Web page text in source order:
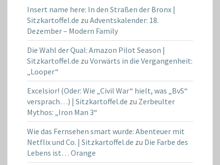
Insert name here: In den Straßen der Bronx |
Sitzkartoffel.de zu Adventskalender: 18.
Dezember – Modern Family
Die Wahl der Qual: Amazon Pilot Season |
Sitzkartoffel.de zu Vorwärts in die Vergangenheit:
„Looper“
Excelsior! (Oder: Wie „Civil War“ hielt, was „BvS“
versprach…) | Sitzkartoffel.de zu Zerbeulter
Mythos: „Iron Man 3“
Wie das Fernsehen smart wurde: Abenteuer mit
Netflix und Co. | Sitzkartoffel.de zu Die Farbe des
Lebens ist… Orange